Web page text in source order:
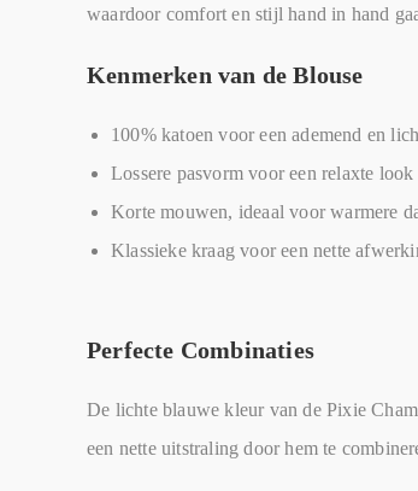
waardoor comfort en stijl hand in hand
Kenmerken van de Blouse
100% katoen voor een ademend en
Lossere pasvorm voor een relaxte look
Korte mouwen, ideaal voor warmere
Klassieke kraag voor een nette
Perfecte Combinaties
De lichte blauwe kleur van de Pixie
een nette uitstraling door hem te